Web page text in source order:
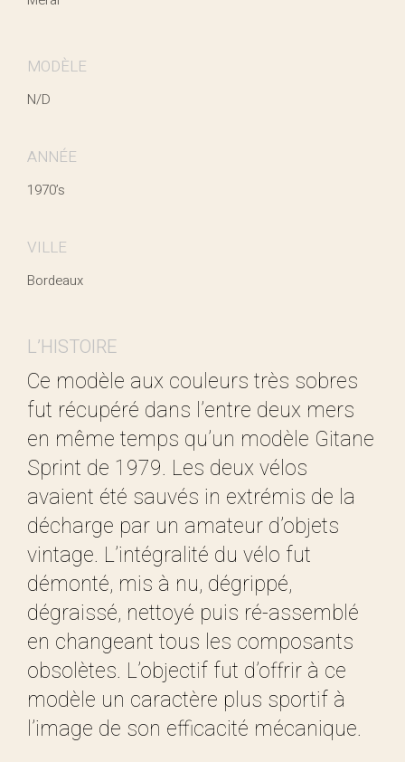
MODÈLE
N/D
ANNÉE
1970’s
VILLE
Bordeaux
L’HISTOIRE
Ce modèle aux couleurs très sobres
fut récupéré dans l’entre deux mers
en même temps qu’un modèle Gitane
Sprint de 1979. Les deux vélos
avaient été sauvés in extrémis de la
décharge par un amateur d’objets
vintage. L’intégralité du vélo fut
démonté, mis à nu, dégrippé,
dégraissé, nettoyé puis ré-assemblé
en changeant tous les composants
obsolètes. L’objectif fut d’offrir à ce
modèle un caractère plus sportif à
l’image de son efficacité mécanique.